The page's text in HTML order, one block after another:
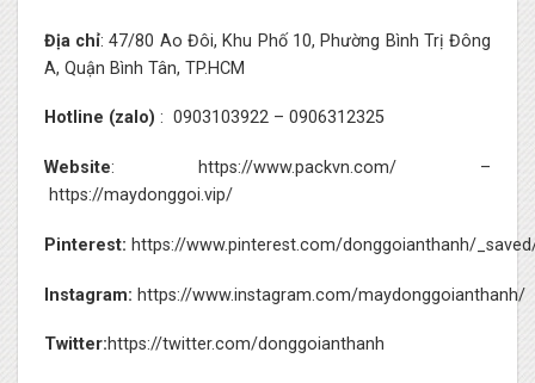
Địa chỉ: 47/80 Ao Đôi, Khu Phố 10, Phường Bình Trị Đông
A, Quận Bình Tân, TP.HCM
Hotline (zalo) : 0903103922– 0906312325
Website: https://www.packvn.com/ –
https://maydonggoi.vip/
Pinterest: https://www.pinterest.com/donggoianthanh/
Instagram: https://www.instagram.com/maydonggoianthanh/
Twitter:https://twitter.com/donggoianthanh